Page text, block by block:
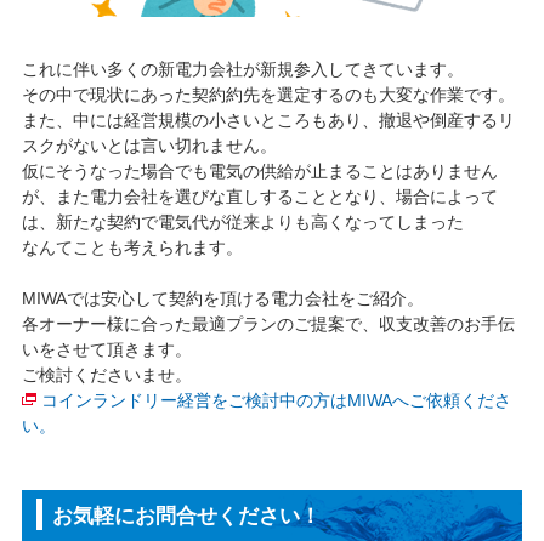
これに伴い多くの新電力会社が新規参入してきています。
その中で現状にあった契約約先を選定するのも大変な作業です。
また、中には経営規模の小さいところもあり、撤退や倒産するリ
スクがないとは言い切れません。
仮にそうなった場合でも電気の供給が止まることはありません
が、また電力会社を選びな直しすることとなり、場合によって
は、新たな契約で電気代が従来よりも高くなってしまった
なんてことも考えられます。
MIWAでは安心して契約を頂ける電力会社をご紹介。
各オーナー様に合った最適プランのご提案で、収支改善のお手伝
いをさせて頂きます。
ご検討くださいませ。
コインランドリー経営をご検討中の方はMIWAへご依頼くださ
い。
お気軽にお問合せください！